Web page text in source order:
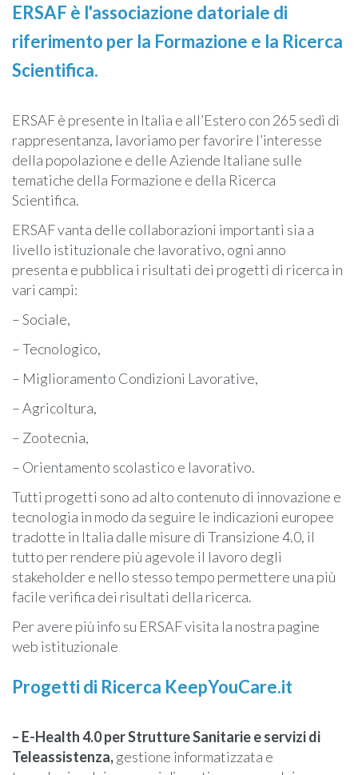
ERSAF è l'associazione datoriale di
riferimento per la Formazione e la Ricerca
Scientifica.
ERSAF è presente in Italia e all’Estero con 265 sedi di
rappresentanza, lavoriamo per favorire l’interesse
della popolazione e delle Aziende Italiane sulle
tematiche della Formazione e della Ricerca
Scientifica.
ERSAF vanta delle collaborazioni importanti sia a
livello istituzionale che lavorativo, ogni anno
presenta e pubblica i risultati dei progetti di ricerca in
vari campi:
– Sociale,
– Tecnologico,
– Miglioramento Condizioni Lavorative,
– Agricoltura,
– Zootecnia,
– Orientamento scolastico e lavorativo.
Tutti progetti sono ad alto contenuto di innovazione e
tecnologia in modo da seguire le indicazioni europee
tradotte in Italia dalle misure di Transizione 4.0, il
tutto per rendere più agevole il lavoro degli
stakeholder e nello stesso tempo permettere una più
facile verifica dei risultati della ricerca.
Per avere più info su ERSAF visita la nostra pagine
web istituzionale
Progetti di Ricerca KeepYouCare.it
– E-Health 4.0 per Strutture Sanitarie e servizi di
Teleassistenza,gestione informatizzata e